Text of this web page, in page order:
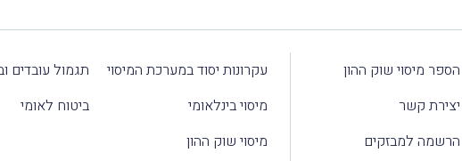
הספר מיסוי שוק ההון
יצירת קשר
הרשמה למבזקים
עקרונות יסוד במערכת המיסוי
מיסוי בינלאומי
מיסוי שוק ההון
תגמול עובדים
ביטוח לאומי